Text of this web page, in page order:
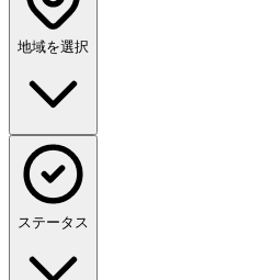
地域を選択
ステータス